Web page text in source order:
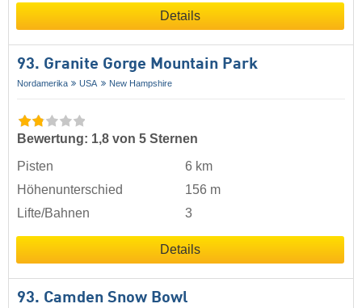
Details
93. Granite Gorge Mountain Park
Nordamerika USA New Hampshire
Bewertung: 1,8 von 5 Sternen
Pisten
6 km
Höhenunterschied
156 m
Lifte/Bahnen
3
Details
93. Camden Snow Bowl